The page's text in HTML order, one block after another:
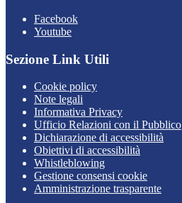
Facebook
Youtube
Sezione Link Utili
Cookie policy
Note legali
Informativa Privacy
Ufficio Relazioni con il Pubblico
Dichiarazione di accessibilità
Obiettivi di accessibilità
Whistleblowing
Gestione consensi cookie
Amministrazione trasparente